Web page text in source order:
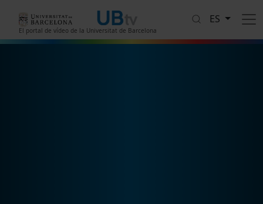
El portal de vídeo de la Universitat de Barcelona
ES